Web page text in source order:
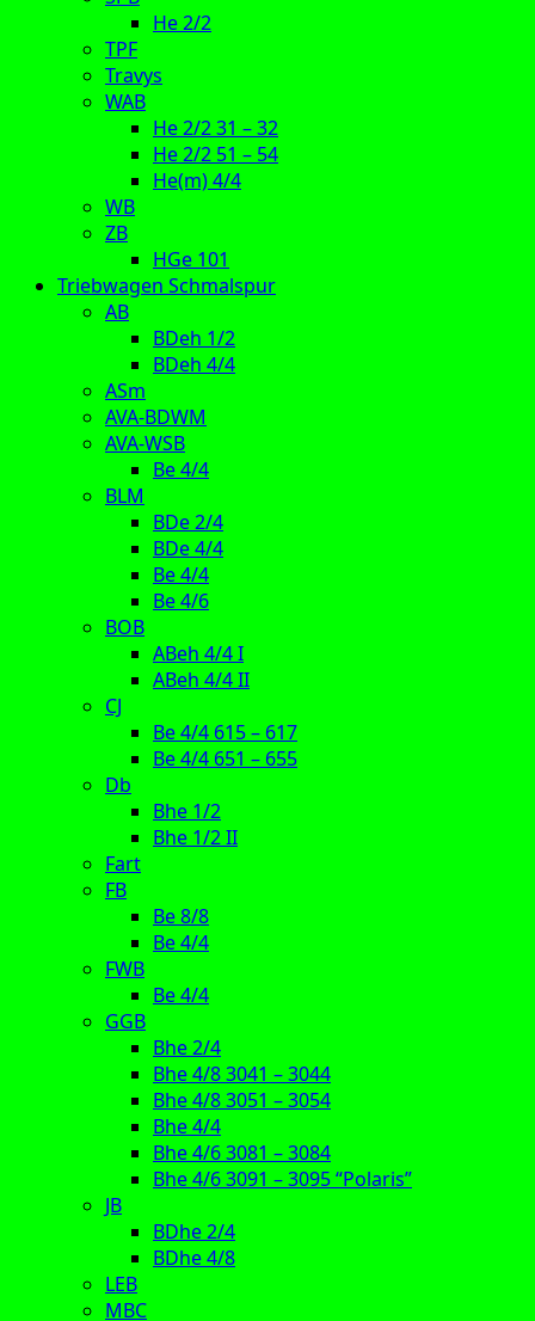
He 2/2
TPF
Travys
WAB
He 2/2 31 – 32
He 2/2 51 – 54
He(m) 4/4
WB
ZB
HGe 101
Triebwagen Schmalspur
AB
BDeh 1/2
BDeh 4/4
ASm
AVA-BDWM
AVA-WSB
Be 4/4
BLM
BDe 2/4
BDe 4/4
Be 4/4
Be 4/6
BOB
ABeh 4/4 I
ABeh 4/4 II
CJ
Be 4/4 615 – 617
Be 4/4 651 – 655
Db
Bhe 1/2
Bhe 1/2 II
Fart
FB
Be 8/8
Be 4/4
FWB
Be 4/4
GGB
Bhe 2/4
Bhe 4/8 3041 – 3044
Bhe 4/8 3051 – 3054
Bhe 4/4
Bhe 4/6 3081 – 3084
Bhe 4/6 3091 – 3095 “Polaris”
JB
BDhe 2/4
BDhe 4/8
LEB
MBC